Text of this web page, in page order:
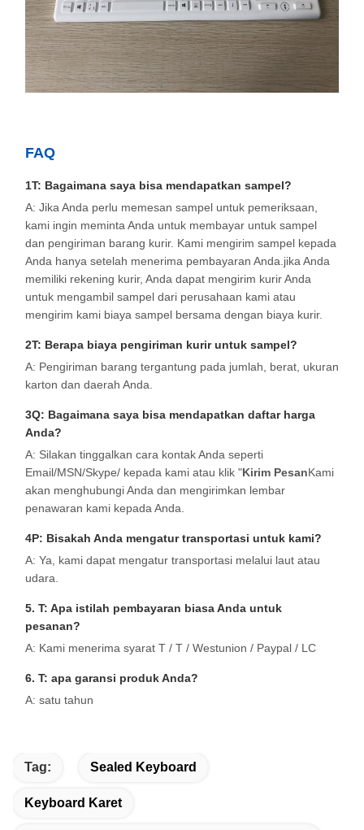
FAQ
1T: Bagaimana saya bisa mendapatkan sampel?
A: Jika Anda perlu memesan sampel untuk pemeriksaan,
kami ingin meminta Anda untuk membayar untuk sampel
dan pengiriman barang kurir. Kami mengirim sampel kepada
Anda hanya setelah menerima pembayaran Anda.jika Anda
memiliki rekening kurir, Anda dapat mengirim kurir Anda
untuk mengambil sampel dari perusahaan kami atau
mengirim kami biaya sampel bersama dengan biaya kurir.
2T: Berapa biaya pengiriman kurir untuk sampel?
A: Pengiriman barang tergantung pada jumlah, berat, ukuran
karton dan daerah Anda.
3Q: Bagaimana saya bisa mendapatkan daftar harga
Anda?
A: Silakan tinggalkan cara kontak Anda seperti
Email/MSN/Skype/ kepada kami atau klik "Kirim PesanKami
akan menghubungi Anda dan mengirimkan lembar
penawaran kami kepada Anda.
4P: Bisakah Anda mengatur transportasi untuk kami?
A: Ya, kami dapat mengatur transportasi melalui laut atau
udara.
5. T: Apa istilah pembayaran biasa Anda untuk
pesanan?
A: Kami menerima syarat T / T / Westunion / Paypal / LC
6. T: apa garansi produk Anda?
A: satu tahun
Tag: Sealed Keyboard
Keyboard Karet